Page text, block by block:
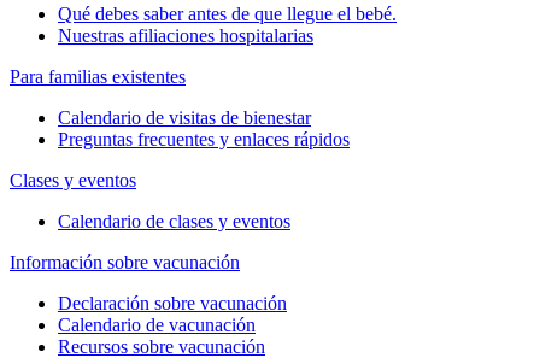
Qué debes saber antes de que llegue el bebé.
Nuestras afiliaciones hospitalarias
Para familias existentes
Calendario de visitas de bienestar
Preguntas frecuentes y enlaces rápidos
Clases y eventos
Calendario de clases y eventos
Información sobre vacunación
Declaración sobre vacunación
Calendario de vacunación
Recursos sobre vacunación